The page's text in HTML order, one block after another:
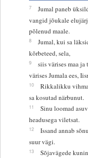
7
Jumal paneb
vangid jõukale
põlenud maale.
8
Jumal, kui sa
kõrbeteed, sela,
9
siis värises maa
värises Jumala ees,
10
Rikkalikku vihma
sa kosutad närbunut.
11
Sinu loomad
headusega viletsat.
12
Issand annab
suur vägi.
13
Sõjavägede